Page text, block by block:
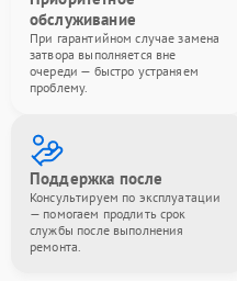
обслуживание
При гарантийном случае замена
затвора выполняется вне
очереди — быстро устраняем
проблему.
Поддержка после
Консультируем по эксплуатации
— помогаем продлить срок
службы после выполнения
ремонта.